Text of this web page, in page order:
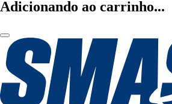
Adicionando ao carrinho...